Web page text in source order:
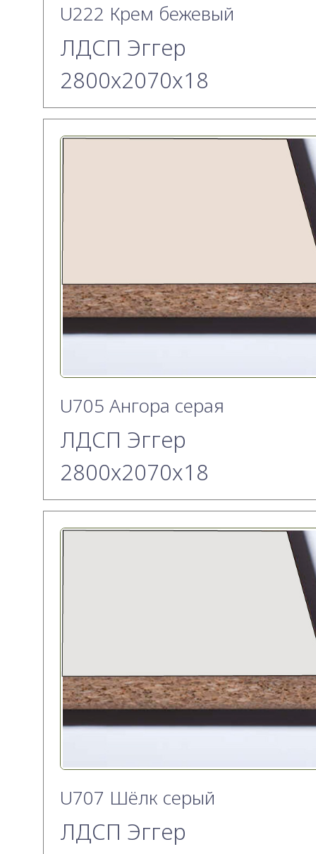
U222 Крем бежевый
ЛДСП Эггер
2800х2070x18
U705 Ангора серая
ЛДСП Эггер
2800х2070x18
U707 Шёлк серый
ЛДСП Эггер